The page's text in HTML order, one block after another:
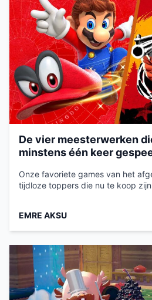
De vier meesterwerken
minstens één keer
Onze favoriete games van het
tijdloze toppers die nu te koop
EMRE AKSU